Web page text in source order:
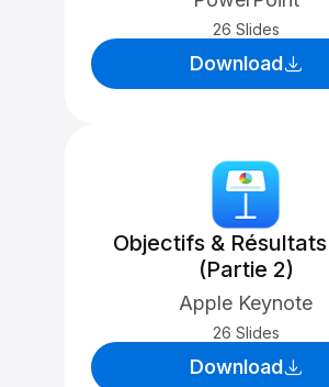
26 Slides
Download
Objectifs &
(Partie 2)
Apple Keynote
26 Slides
Download